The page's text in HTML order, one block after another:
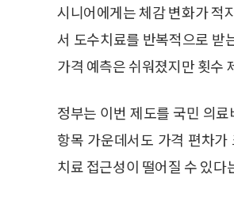
시니어에게는 체감 변화가 적
서 도수치료를 반복적으로 받
가격 예측은 쉬워졌지만 횟수
정부는 이번 제도를 국민 의
항목 가운데서도 가격 편차
치료 접근성이 떨어질 수 있다